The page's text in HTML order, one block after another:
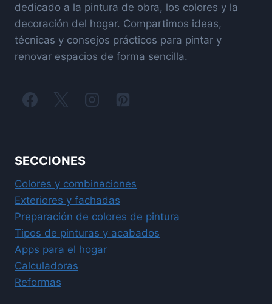
dedicado a la pintura de obra, los colores y la
decoración del hogar. Compartimos ideas,
técnicas y consejos prácticos para pintar y
renovar espacios de forma sencilla.
SECCIONES
Colores y combinaciones
Exteriores y fachadas
Preparación de colores de pintura
Tipos de pinturas y acabados
Apps para el hogar
Calculadoras
Reformas